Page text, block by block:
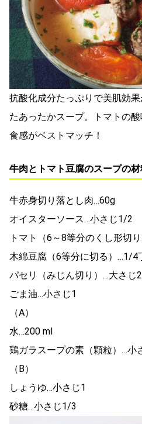
抗酸化成分たっぷりで美肌効
たあったかスープ。トマトの
食感がベストマッチ！
牛肉とトマト豆腐のスープの
牛赤身切り落とし肉…60g
オイスターソース…小さじ1/2
トマト（6～8等分のくし形切
木綿豆腐（6等分に切る）…1/4
パセリ（みじん切り）…大さじ2
ごま油…小さじ1
（A）
水…200 ml
鶏ガラスープの素（顆粒）…小
（B）
しょうゆ…小さじ1
砂糖…小さじ1/3